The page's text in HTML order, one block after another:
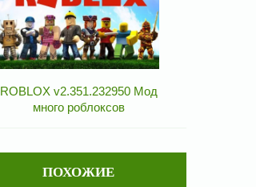
ROBLOX v2.351.232950 Мод
много роблоксов
ПОХОЖИЕ